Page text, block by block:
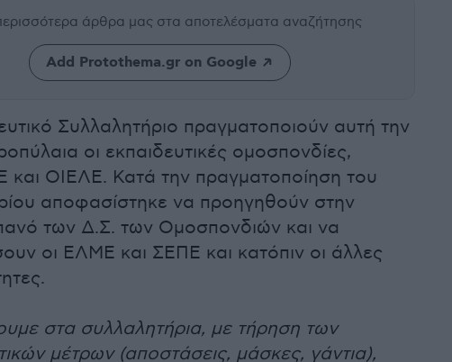
άρθρα μας στα αποτελέσματα αναζήτησης
Add Protothema.gr on Google
Συλλαλητήριο πραγματοποιούν αυτή την
οι εκπαιδευτικές ομοσπονδίες,
ΟΙΕΛΕ. Κατά την πραγματοποίηση του
αποφασίστηκε να προηγηθούν στην
των Δ.Σ. των Ομοσπονδιών και να
οι ΕΛΜΕ και ΣΕΠΕ και κατόπιν οι άλλες
στα συλλαλητήρια, με τήρηση των
μέτρων (αποστάσεις, μάσκες, γάντια),